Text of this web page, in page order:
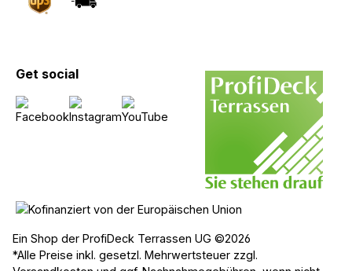
Get social
Ein Shop der ProfiDeck Terrassen UG ©2026
*Alle Preise inkl. gesetzl. Mehrwertsteuer zzgl.